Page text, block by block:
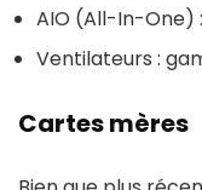
AIO (All-In-One)
Ventilateurs :
Cartes mères